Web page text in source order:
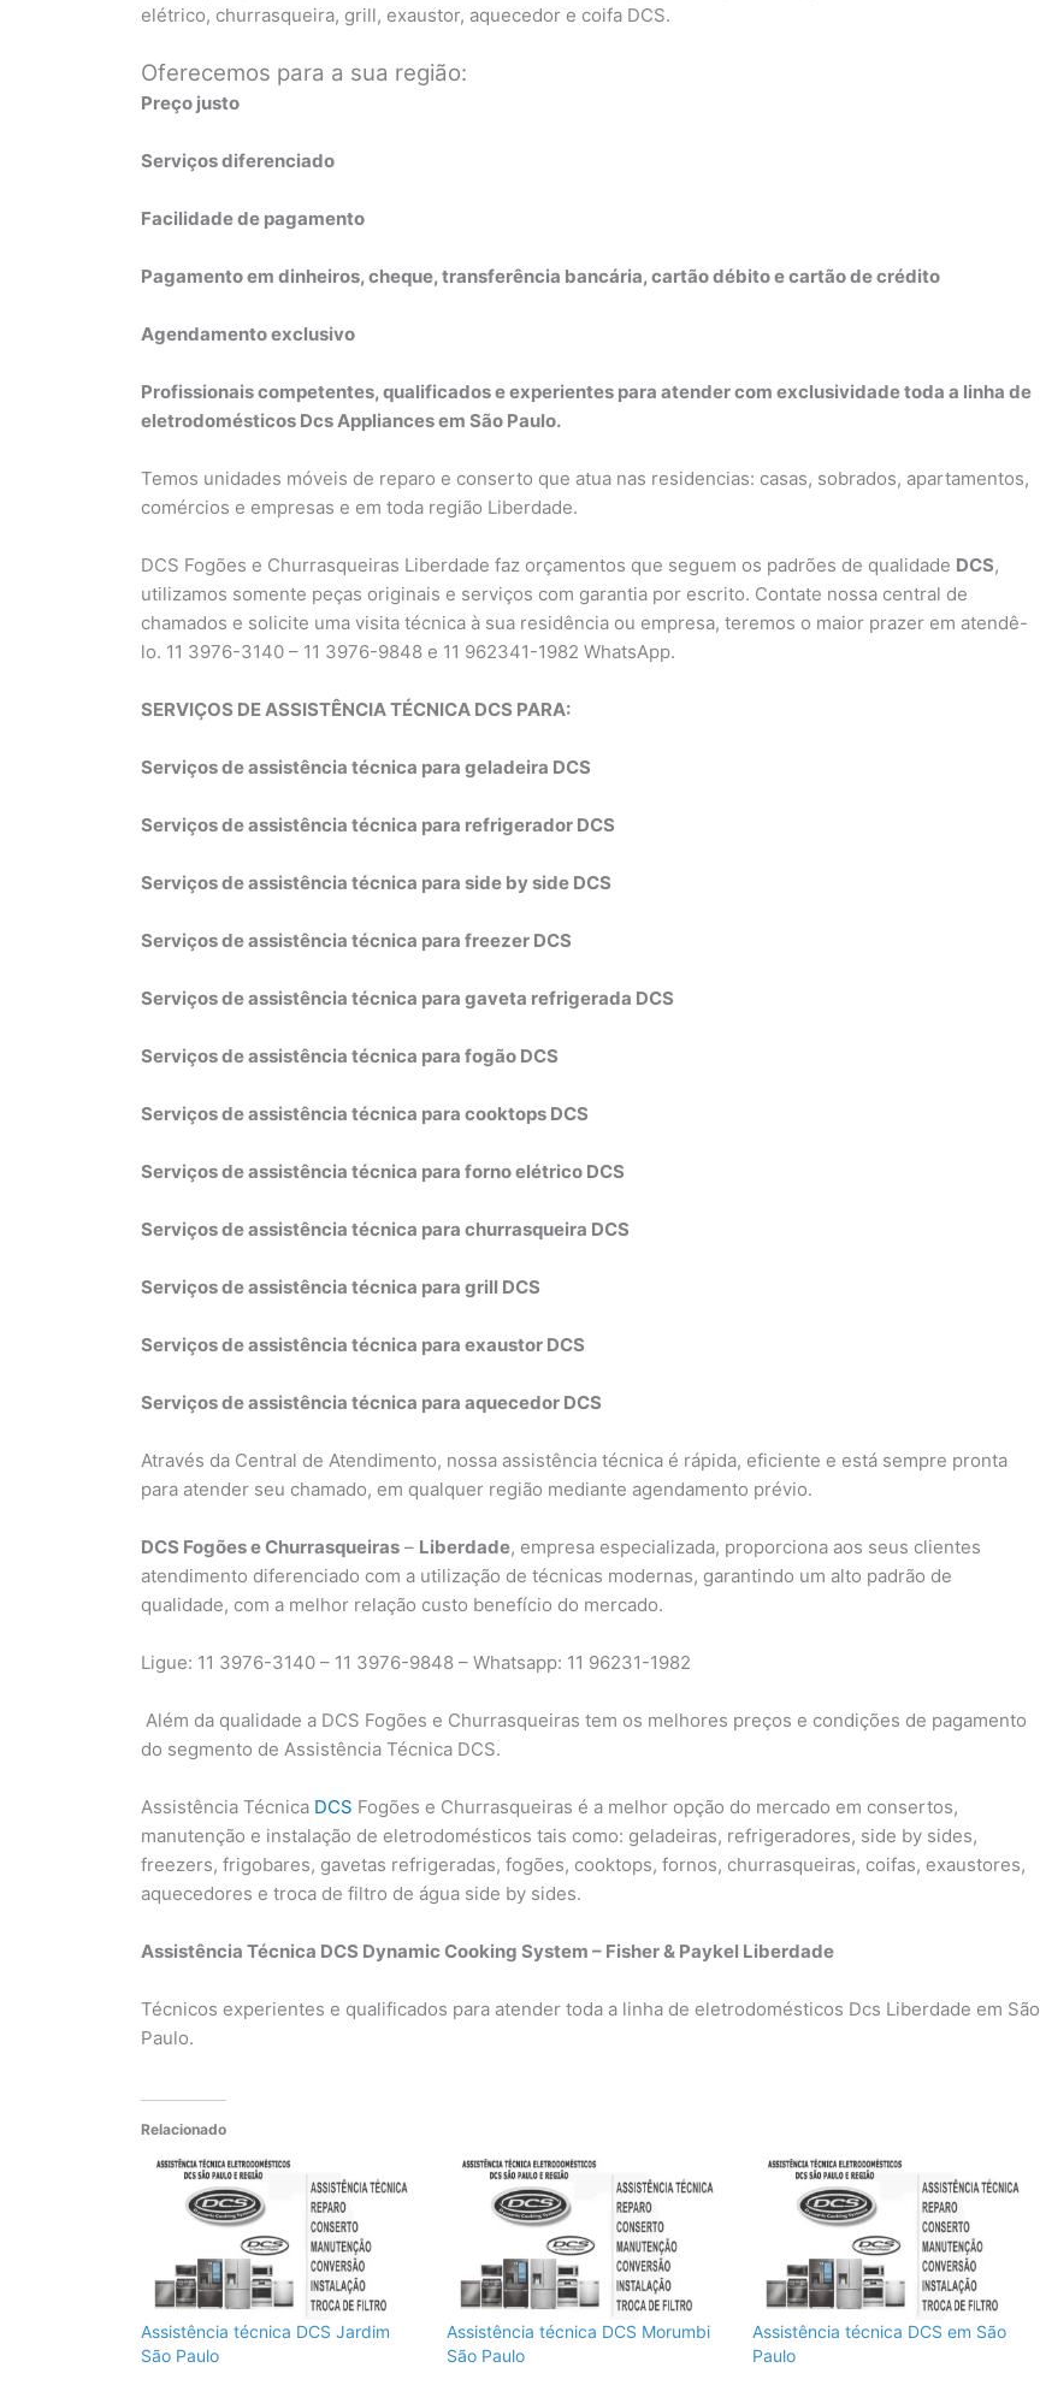
elétrico, churrasqueira, grill, exaustor, aquecedor e coifa DCS.
Oferecemos para a sua região:
Preço justo
Serviços diferenciado
Facilidade de pagamento
Pagamento em dinheiros, cheque, transferência bancária, cartão débito e cartão de crédito
Agendamento exclusivo
Profissionais competentes, qualificados e experientes para atender com exclusividade toda a linha de
eletrodomésticos Dcs Appliances em São Paulo.
Temos unidades móveis de reparo e conserto que atua nas residencias: casas, sobrados, apartamentos,
comércios e empresas e em toda região Liberdade.
DCS Fogões e Churrasqueiras Liberdade faz orçamentos que seguem os padrões de qualidade DCS,
utilizamos somente peças originais e serviços com garantia por escrito. Contate nossa central de
chamados e solicite uma visita técnica à sua residência ou empresa, teremos o maior prazer em atendê-
lo. 11 3976-3140 – 11 3976-9848 e 11 962341-1982 WhatsApp.
SERVIÇOS DE ASSISTÊNCIA TÉCNICA DCS PARA:
Serviços de assistência técnica para geladeira DCS
Serviços de assistência técnica para refrigerador DCS
Serviços de assistência técnica para side by side DCS
Serviços de assistência técnica para freezer DCS
Serviços de assistência técnica para gaveta refrigerada DCS
Serviços de assistência técnica para fogão DCS
Serviços de assistência técnica para cooktops DCS
Serviços de assistência técnica para forno elétrico DCS
Serviços de assistência técnica para churrasqueira DCS
Serviços de assistência técnica para grill DCS
Serviços de assistência técnica para exaustor DCS
Serviços de assistência técnica para aquecedor DCS
Através da Central de Atendimento, nossa assistência técnica é rápida, eficiente e está sempre pronta
para atender seu chamado, em qualquer região mediante agendamento prévio.
DCS Fogões e Churrasqueiras – Liberdade, empresa especializada, proporciona aos seus clientes
atendimento diferenciado com a utilização de técnicas modernas, garantindo um alto padrão de
qualidade, com a melhor relação custo benefício do mercado.
Ligue: 11 3976-3140 – 11 3976-9848 – Whatsapp: 11 96231-1982
Além da qualidade a DCS Fogões e Churrasqueiras tem os melhores preços e condições de pagamento
do segmento de Assistência Técnica DCS.
Assistência Técnica DCS Fogões e Churrasqueiras é a melhor opção do mercado em consertos,
manutenção e instalação de eletrodomésticos tais como: geladeiras, refrigeradores, side by sides,
freezers, frigobares, gavetas refrigeradas, fogões, cooktops, fornos, churrasqueiras, coifas, exaustores,
aquecedores e troca de filtro de água side by sides.
Assistência Técnica DCS Dynamic Cooking System – Fisher & Paykel Liberdade
Técnicos experientes e qualificados para atender toda a linha de eletrodomésticos Dcs Liberdade em São
Paulo.
Relacionado
Assistência técnica DCS Jardim
São Paulo
Assistência técnica DCS Morumbi
São Paulo
Assistência técnica DCS em São
Paulo